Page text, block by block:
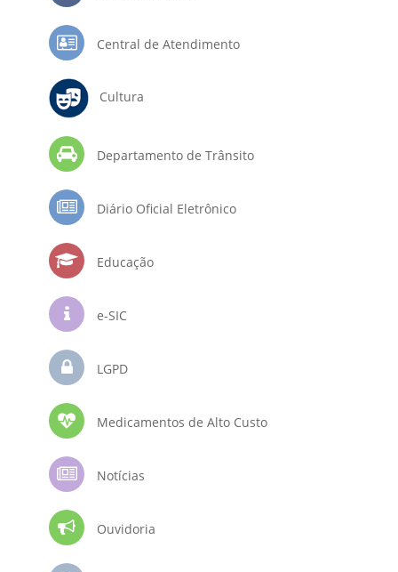
Central de Atendimento
Cultura
Departamento de Trânsito
Diário Oficial Eletrônico
Educação
e-SIC
LGPD
Medicamentos de Alto Custo
Notícias
Ouvidoria